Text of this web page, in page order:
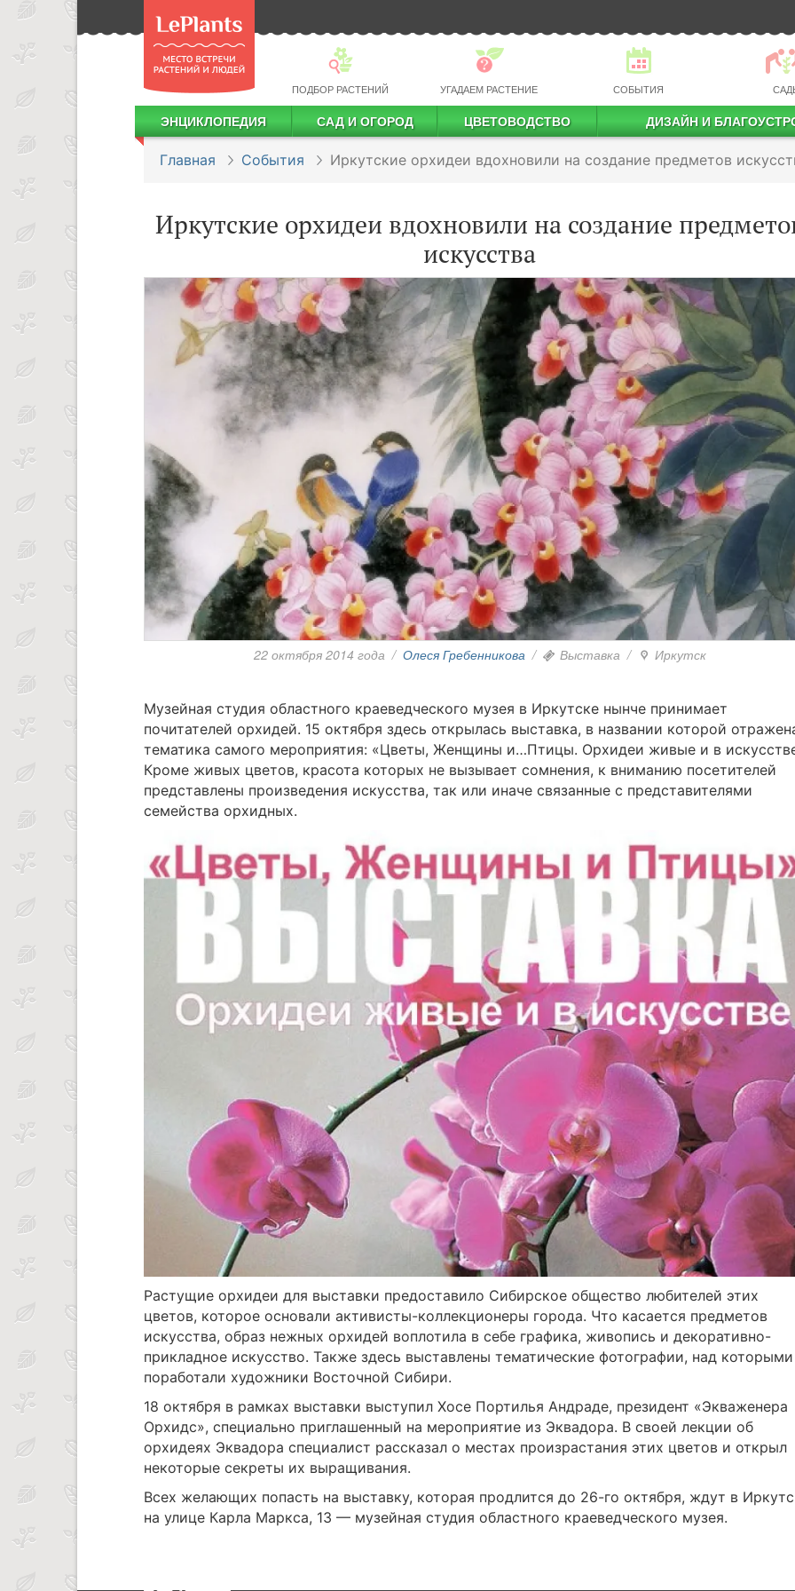
ПОДБОР РАСТЕНИЙ УГАДАЕМ РАСТЕНИЕ СОБЫТИЯ
ЭНЦИКЛОПЕДИЯ САД И ОГОРОД ЦВЕТОВОДСТВО ДИЗАЙН И
Главная События Иркутские орхидеи вдохновили на создание предметов
Иркутские орхидеи вдохновили на создание
искусства
22 октября 2014 года / Олеся Гребенникова / Выставка / Иркутск
Музейная студия областного краеведческого музея в Иркутске нынче принимает
почитателей орхидей. 15 октября здесь открылась выставка, в названии которой
тематика самого мероприятия: «Цветы, Женщины и…Птицы. Орхидеи живые и в
Кроме живых цветов, красота которых не вызывает сомнения, к вниманию посетителей
представлены произведения искусства, так или иначе связанные с представителями
семейства орхидных.
Растущие орхидеи для выставки предоставило Сибирское общество любителей этих
цветов, которое основали активисты-коллекционеры города. Что касается предметов
искусства, образ нежных орхидей воплотила в себе графика, живопись и декоративно-
прикладное искусство. Также здесь выставлены тематические фотографии, над которыми
поработали художники Восточной Сибири.
18 октября в рамках выставки выступил Хосе Портилья Андраде, президент «Экваженера
Орхидс», специально приглашенный на мероприятие из Эквадора. В своей лекции об
орхидеях Эквадора специалист рассказал о местах произрастания этих цветов и открыл
некоторые секреты их выращивания.
Всех желающих попасть на выставку, которая продлится до 26-го октября, ждут в
на улице Карла Маркса, 13 — музейная студия областного краеведческого музея.